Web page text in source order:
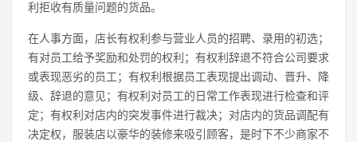
利拒收有质量问题的货品。
在人事方面，店长有权利参与营业人员的招聘、录用的初选；
有对员工给予奖励和处罚的权利；有权利辞退不符合公司要求
或表现恶劣的员工；有权利根据员工表现提出调动、晋升、降
级、辞退的意见；有权利对员工的日常工作表现进行检查和评
定；有权利对店内的突发事件进行裁决；对店内的货品调配有
决定权，服装店以豪华的装修来吸引顾客，是时下不少商家不